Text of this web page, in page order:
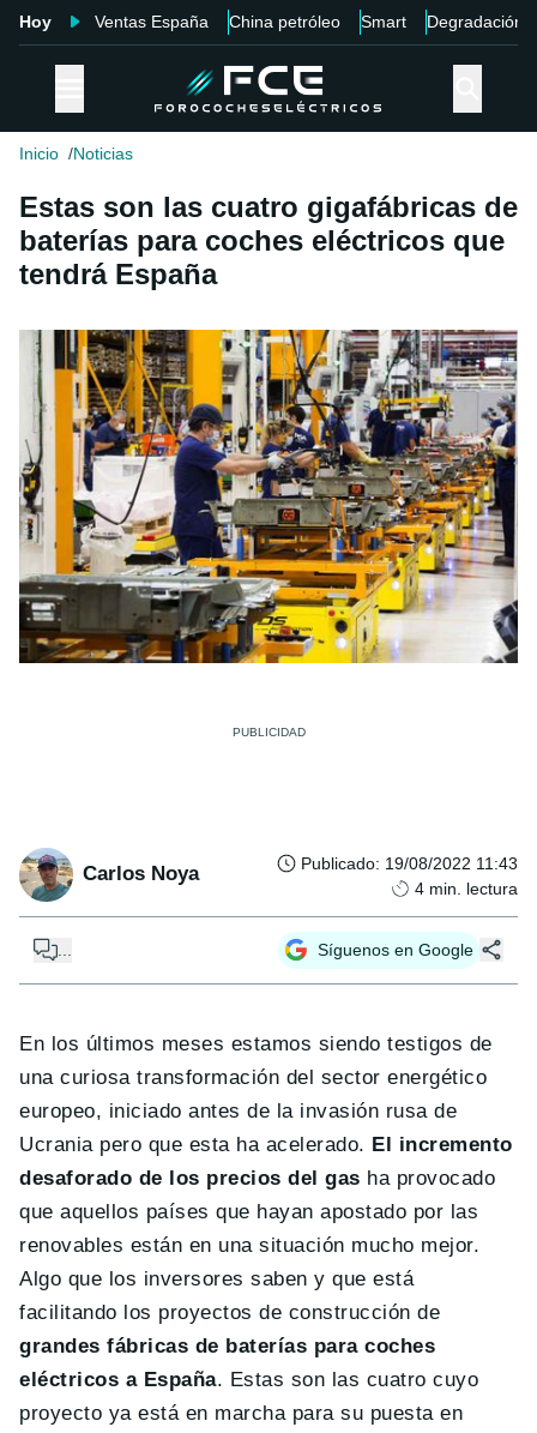
Hoy Ventas España China petróleo Smart Degradación
Inicio Noticias
Estas son las cuatro gigafábricas de
baterías para coches eléctricos que
tendrá España
Carlos Noya Publicado: 19/08/2022 11:43
4 min. lectura
Síguenos en Google
En los últimos meses estamos siendo testigos de
una curiosa transformación del sector energético
europeo, iniciado antes de la invasión rusa de
Ucrania pero que esta ha acelerado. El incremento
desaforado de los precios del gas ha provocado
que aquellos países que hayan apostado por las
renovables están en una situación mucho mejor.
Algo que los inversores saben y que está
facilitando los proyectos de construcción de
grandes fábricas de baterías para coches
eléctricos a España. Estas son las cuatro cuyo
proyecto ya está en marcha para su puesta en